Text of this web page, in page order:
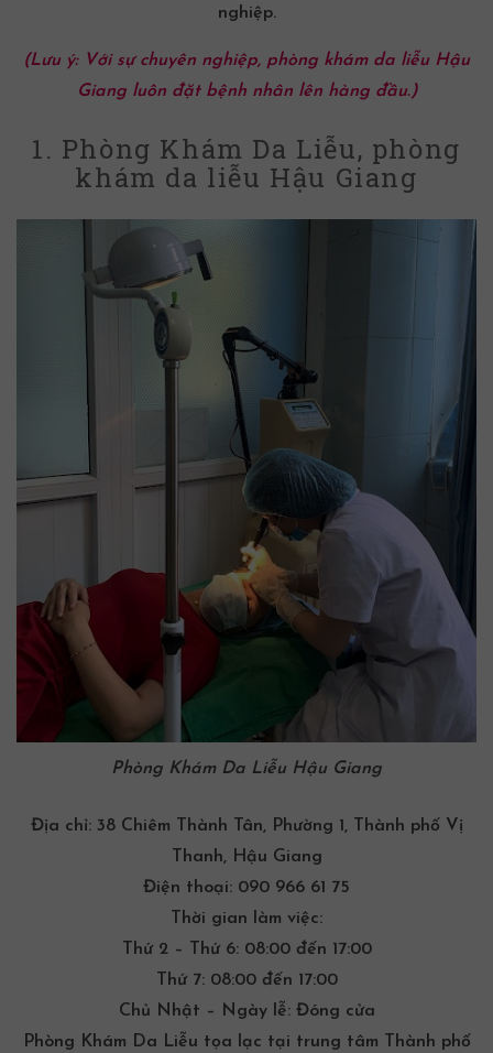
nghiệp.
(Lưu ý: Với sự chuyên nghiệp, phòng khám da liễu Hậu
Giangluôn đặt bệnh nhân lên hàng đầu.)
1. Phòng Khám Da Liễu, phòng
khám da liễu Hậu Giang
Phòng Khám Da Liễu Hậu Giang
Địa chỉ:38 Chiêm Thành Tân, Phường 1, Thành phố Vị
Thanh, Hậu Giang
Điện thoại: 090 966 61 75
Thời gian làm việc:
Thứ 2 – Thứ 6: 08:00 đến 17:00
Thứ 7: 08:00 đến 17:00
Chủ Nhật – Ngày lễ: Đóng cửa
Phòng Khám Da Liễu tọa lạc tại trung tâm Thành phố